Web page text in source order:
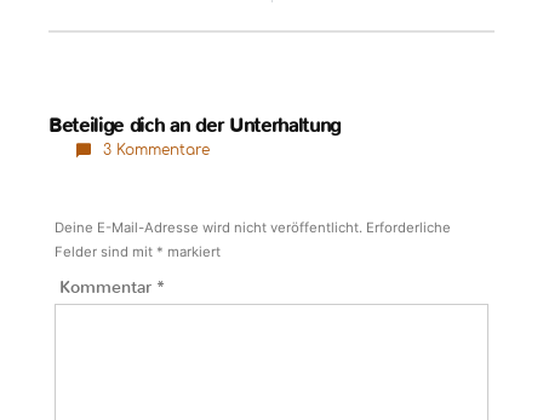
Beteilige dich an der Unterhaltung
3 Kommentare
Deine E-Mail-Adresse wird nicht veröffentlicht. Erforderliche
Felder sind mit * markiert
Kommentar *